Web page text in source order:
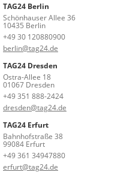
TAG24 Berlin
Schönhauser Allee 36
10435 Berlin
+49 30 120880900
berlin@tag24.de
TAG24 Dresden
Ostra-Allee 18
01067 Dresden
+49 351 888-2424
dresden@tag24.de
TAG24 Erfurt
Bahnhofstraße 38
99084 Erfurt
+49 361 34947880
erfurt@tag24.de